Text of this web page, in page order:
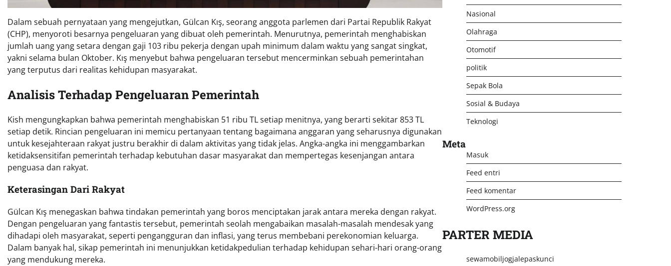
Dalam sebuah pernyataan yang mengejutkan, Gülcan Kış, seorang anggota parlemen dari Partai Republik Rakyat
(CHP), menyoroti besarnya pengeluaran yang dibuat oleh pemerintah. Menurutnya, pemerintah menghabiskan
jumlah uang yang setara dengan gaji 103 ribu pekerja dengan upah minimum dalam waktu yang sangat singkat,
yakni selama bulan Oktober. Kış menyebut bahwa pengeluaran tersebut mencerminkan sebuah pemerintahan
yang terputus dari realitas kehidupan masyarakat.
Analisis Terhadap Pengeluaran Pemerintah
Kish mengungkapkan bahwa pemerintah menghabiskan 51 ribu TL setiap menitnya, yang berarti sekitar 853 TL
setiap detik. Rincian pengeluaran ini memicu pertanyaan tentang bagaimana anggaran yang seharusnya digunakan
untuk kesejahteraan rakyat justru berakhir di dalam aktivitas yang tidak jelas. Angka-angka ini menggambarkan
ketidaksensitifan pemerintah terhadap kebutuhan dasar masyarakat dan mempertegas kesenjangan antara
penguasa dan rakyat.
Keterasingan Dari Rakyat
Gülcan Kış menegaskan bahwa tindakan pemerintah yang boros menciptakan jarak antara mereka dengan rakyat.
Dengan pengeluaran yang fantastis tersebut, pemerintah seolah mengabaikan masalah-masalah mendesak yang
dihadapi oleh masyarakat, seperti pengangguran dan inflasi, yang terus membebani perekonomian keluarga.
Dalam banyak hal, sikap pemerintah ini menunjukkan ketidakpedulian terhadap kehidupan sehari-hari orang-orang
yang mendukung mereka.
Nasional
Olahraga
Otomotif
politik
Sepak Bola
Sosial & Budaya
Teknologi
Meta
Masuk
Feed entri
Feed komentar
WordPress.org
PARTER MEDIA
sewamobiljogjalepaskunci